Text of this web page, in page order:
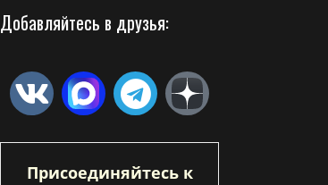
Добавляйтесь в друзья:
Присоединяйтесь к